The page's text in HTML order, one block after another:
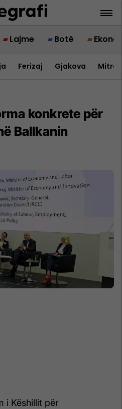
Lajme Botë
Ferizaj Gjakova
konkrete për
Ballkanin
i Këshillit për